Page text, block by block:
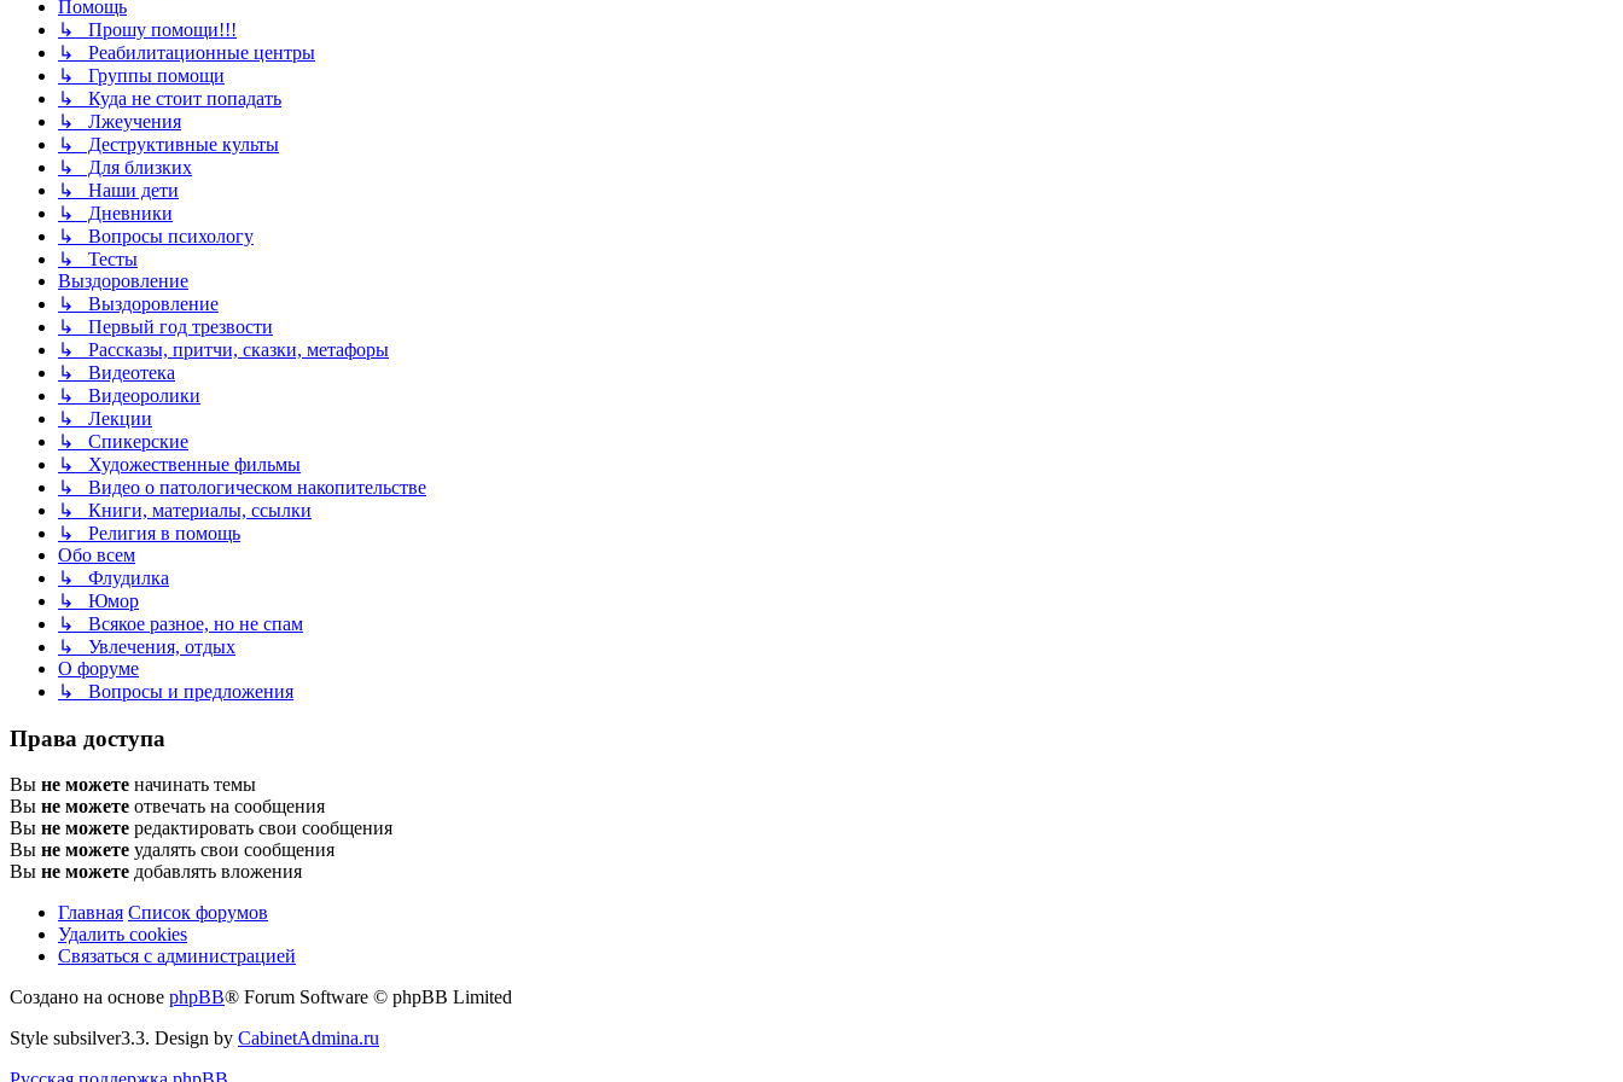
Помощь
↳ Прошу помощи!!!
↳ Реабилитационные центры
↳ Группы помощи
↳ Куда не стоит попадать
↳ Лжеучения
↳ Деструктивные культы
↳ Для близких
↳ Наши дети
↳ Дневники
↳ Вопросы психологу
↳ Тесты
Выздоровление
↳ Выздоровление
↳ Первый год трезвости
↳ Рассказы, притчи, сказки, метафоры
↳ Видеотека
↳ Видеоролики
↳ Лекции
↳ Спикерские
↳ Художественные фильмы
↳ Видео о патологическом накопительстве
↳ Книги, материалы, ссылки
↳ Религия в помощь
Обо всем
↳ Флудилка
↳ Юмор
↳ Всякое разное, но не спам
↳ Увлечения, отдых
О форуме
↳ Вопросы и предложения
Права доступа
Вы не можете начинать темы
Вы не можете отвечать на сообщения
Вы не можете редактировать свои сообщения
Вы не можете удалять свои сообщения
Вы не можете добавлять вложения
Главная Список форумов
Удалить cookies
Связаться
администрацией
Связаться с администрацией
Создано на основе phpBB® Forum Software © phpBB Limited
Style subsilver3.3. Design by CabinetAdmina.ru